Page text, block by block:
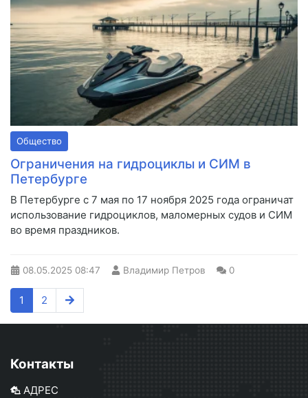
Общество
Ограничения на гидроциклы и СИМ в
Петербурге
В Петербурге с 7 мая по 17 ноября 2025 года ограничат
использование гидроциклов, маломерных судов и СИМ
во время праздников.
08.05.2025 08:47 Владимир Петров 0
1 2
Контакты
АДРЕС